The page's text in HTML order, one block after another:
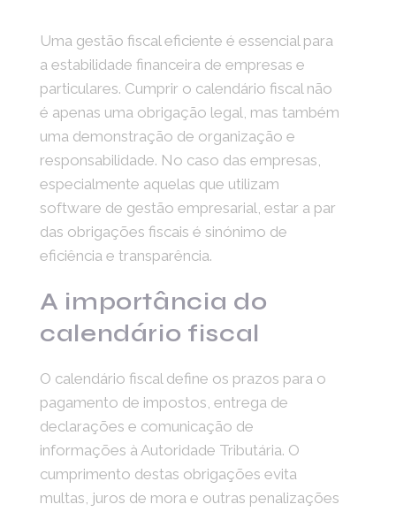
Uma gestão fiscal eficiente é essencial para
a estabilidade financeira de empresas e
particulares. Cumprir o calendário fiscal não
é apenas uma obrigação legal, mas também
uma demonstração de organização e
responsabilidade. No caso das empresas,
especialmente aquelas que utilizam
software de gestão empresarial, estar a par
das obrigações fiscais é sinónimo de
eficiência e transparência.
A importância do
calendário fiscal
O calendário fiscal define os prazos para o
pagamento de impostos, entrega de
declarações e comunicação de
informações à Autoridade Tributária. O
cumprimento destas obrigações evita
multas, juros de mora e outras penalizações